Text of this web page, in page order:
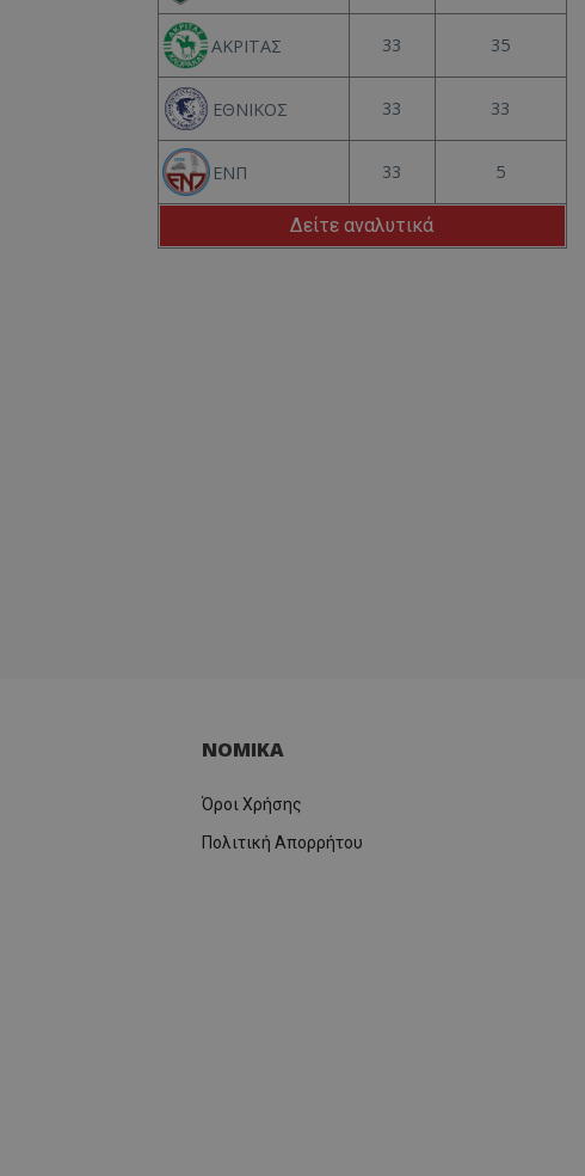
ΑΚΡΙΤΑΣ 33 35
ΕΘΝΙΚΟΣ 33 33
ΕΝΠ 33 5
Δείτε αναλυτικά
ΝΟΜΙΚΑ
Όροι Χρήσης
Πολιτική Απορρήτου